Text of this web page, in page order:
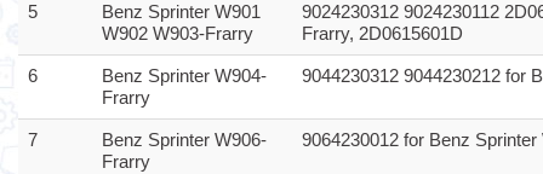
5
Benz Sprinter W901
W902 W903-Frarry
9024230312 9024230112
Frarry, 2D0615601D
6
Benz Sprinter W904-
Frarry
9044230312 9044230212 for
7
Benz Sprinter W906-
Frarry
9064230012 for Benz